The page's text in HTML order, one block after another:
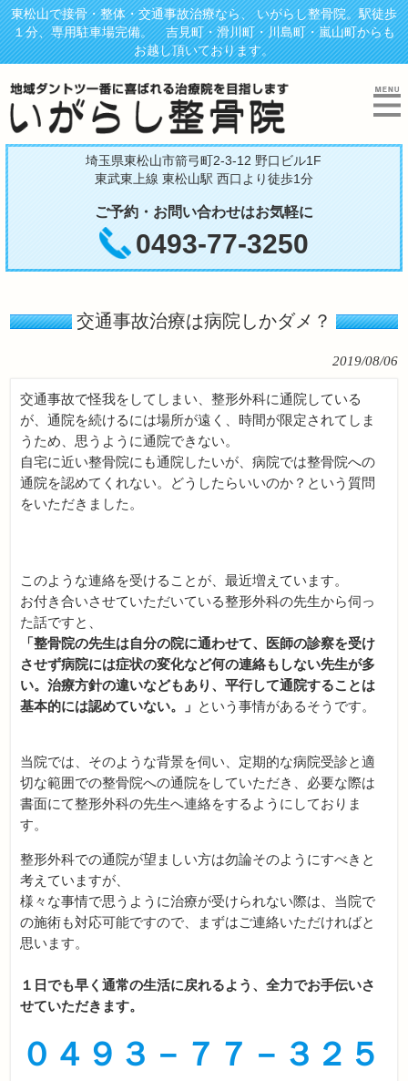
東松山で接骨・整体・交通事故治療なら、 いがらし整骨院。駅徒歩
１分、専用駐車場完備。 吉見町・滑川町・川島町・嵐山町からも
お越し頂いております。
埼玉県東松山市箭弓町2-3-12 野口ビル1F
東武東上線 東松山駅 西口より徒歩1分
ご予約・お問い合わせはお気軽に
0493-77-3250
交通事故治療は病院しかダメ？
2019/08/06
交通事故で怪我をしてしまい、整形外科に通院している
が、通院を続けるには場所が遠く、時間が限定されてしま
うため、思うように通院できない。
自宅に近い整骨院にも通院したいが、病院では整骨院への
通院を認めてくれない。どうしたらいいのか？という質問
をいただきました。
このような連絡を受けることが、最近増えています。
お付き合いさせていただいている整形外科の先生から伺っ
た話ですと、
「整骨院の先生は自分の院に通わせて、医師の診察を受け
させず病院には症状の変化など何の連絡もしない先生が多
い。治療方針の違いなどもあり、平行して通院することは
基本的には認めていない。」 という事情があるそうです。
当院では、そのような背景を伺い、定期的な病院受診と適
切な範囲での整骨院への通院をしていただき、必要な際は
書面にて整形外科の先生へ連絡をするようにしておりま
す。
整形外科での通院が望ましい方は勿論そのようにすべきと
考えていますが、
様々な事情で思うように治療が受けられない際は、当院で
の施術も対応可能ですので、まずはご連絡いただければと
思います。
１日でも早く通常の生活に戻れるよう、全力でお手伝いさ
せていただきます。
０４９３－７７－３２５